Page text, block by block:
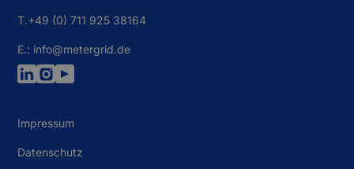
T.+49 (0) 711 925 38164
E.: info@metergrid.de
Impressum
Datenschutz